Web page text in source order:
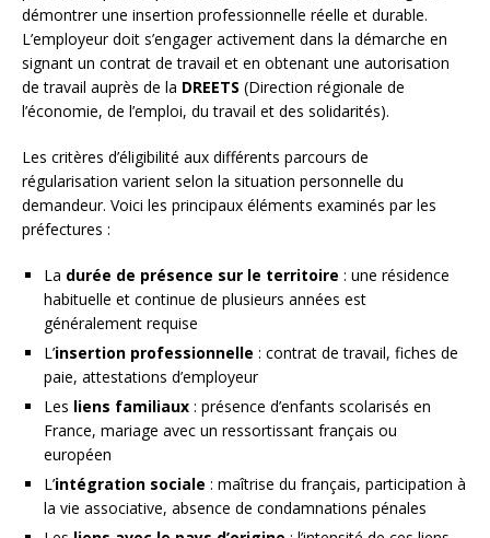
démontrer une insertion professionnelle réelle et durable.
L’employeur doit s’engager activement dans la démarche en
signant un contrat de travail et en obtenant une autorisation
de travail auprès de la DREETS (Direction régionale de
l’économie, de l’emploi, du travail et des solidarités).
Les critères d’éligibilité aux différents parcours de
régularisation varient selon la situation personnelle du
demandeur. Voici les principaux éléments examinés par les
préfectures :
La durée de présence sur le territoire : une résidence
habituelle et continue de plusieurs années est
généralement requise
L’insertion professionnelle : contrat de travail, fiches de
paie, attestations d’employeur
Les liens familiaux : présence d’enfants scolarisés en
France, mariage avec un ressortissant français ou
européen
L’intégration sociale : maîtrise du français, participation à
la vie associative, absence de condamnations pénales